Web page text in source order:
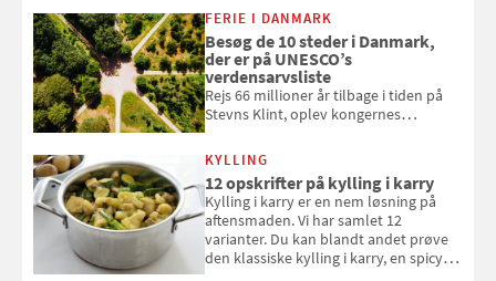
vaskemaskinens levetid. Samvirke har
samlet 7 enkle råd til at spare penge
på tøjvasken
FERIE I DANMARK
Besøg de 10 steder i Danmark,
der er på UNESCO’s
verdensarvsliste
Rejs 66 millioner år tilbage i tiden på
Stevns Klint, oplev kongernes
forvandle Vadehavet. Her er de 10
danske steder på UNESCO's
verdensarvsliste
KYLLING
12 opskrifter på kylling i karry
Kylling i karry er en nem løsning på
aftensmaden. Vi har samlet 12
varianter. Du kan blandt andet prøve
den klassiske kylling i karry, en spicy